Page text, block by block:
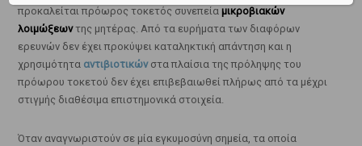
προκαλείται πρόωρος τοκετός συνεπεία μικροβιακών
λοιμώξεωντης μητέρας. Από τα ευρήματα των διαφόρων
ερευνών δεν έχει προκύψει καταληκτική απάντηση και η
χρησιμότητα αντιβιοτικών στα πλαίσια της πρόληψης του
πρόωρου τοκετού δεν έχει επιβεβαιωθεί πλήρως από τα μέχρι
στιγμής διαθέσιμα επιστημονικά στοιχεία.
Όταν αναγνωριστούν σε μία εγκυμοσύνη σημεία, τα οποία